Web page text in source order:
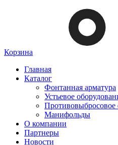
Корзина
Главная
Каталог
Фонтанная арматура
Устьевое
Противовыбросовое
Манифольды
О компании
Партнеры
Новости